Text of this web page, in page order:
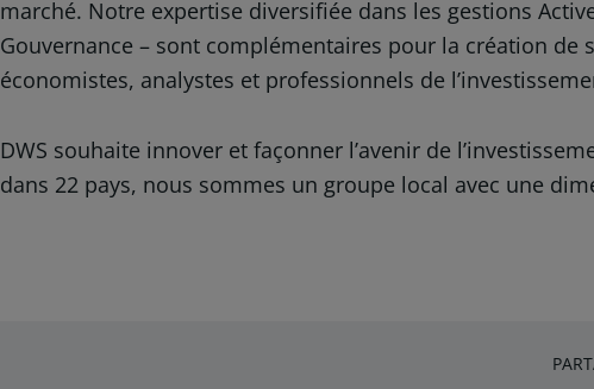
marché. Notre expertise diversifiée dans les gestions
Gouvernance – sont complémentaires pour la création
économistes, analystes et professionnels de
DWS souhaite innover et façonner l’avenir de
dans 22 pays, nous sommes un groupe local avec une